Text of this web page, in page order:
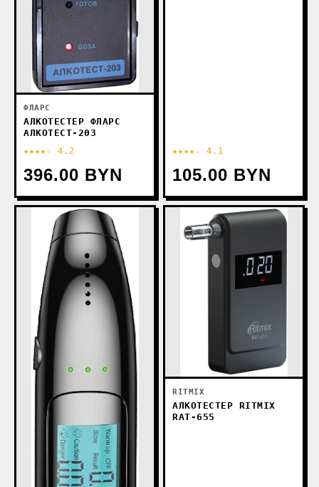
ФЛАРС
АЛКОТЕСТЕР ФЛАРС
АЛКОТЕСТ-203
★★★★☆ 4.2
396.00 BYN
★★★★☆ 4.1
105.00 BYN
RITMIX
АЛКОТЕСТЕР RITMIX
RAT-655